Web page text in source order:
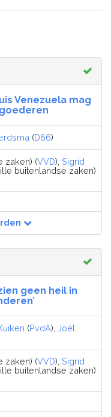
Venezuela mag
(D66)
zaken) (VVD), Sigrid
buitenlandse zaken)
geen heil in
(PvdA), Joël
zaken) (VVD), Sigrid
buitenlandse zaken)